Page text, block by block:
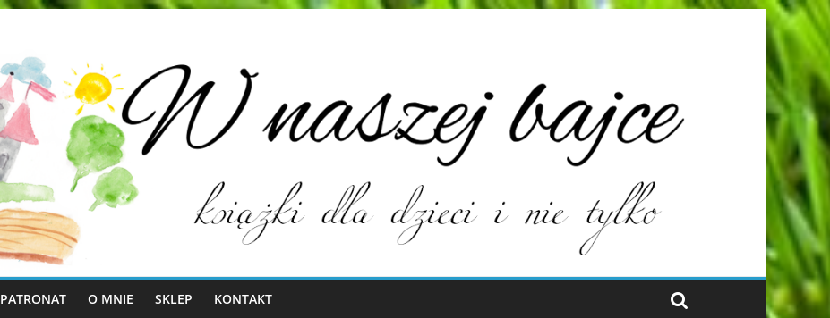
PATRONAT O MNIE SKLEP KONTAKT